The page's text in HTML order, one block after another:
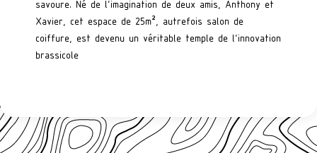
savoure. Né de l’imagination de deux amis, Anthony et
Xavier, cet espace de 25m², autrefois salon de
coiffure, est devenu un véritable temple de l’innovation
brassicole